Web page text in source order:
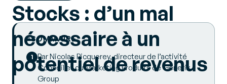
Stocks : d’un mal
nécessaire à un
potentiel de revenus
SOMMAIRE
Par Nicolas Picquerey, directeur de l’activité
Conseil et du Marketing Produits de Generix
Group